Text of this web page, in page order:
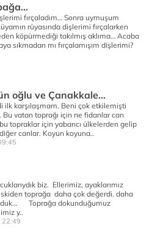
fırçaladım… Sonra uymuşum
rüyasında dişlerimi fırçalarken
köpürmediği takılmış aklıma… Acaba
sıkmadan mı fırçalamışım dişlerimi?
oğlu ve Çanakkale…
ilk karşılaşmam. Beni çok etkilemişti
vatan toprağı için ne fidanlar can
topraklar için yabancı ülkelerden gelip
canlar. Koyun koyuna..
biz. Ellerimiz, ayaklarımız
toprağa daha çok değerdi. daha
Toprağa dokunduğumuz
y..
22:49